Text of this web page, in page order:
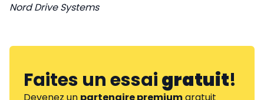
Nord Drive Systems
Faites un essaigratuit!